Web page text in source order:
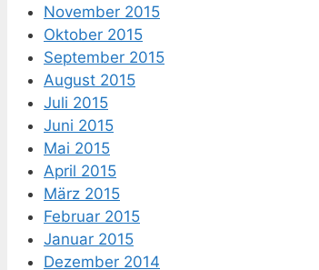
November 2015
Oktober 2015
September 2015
August 2015
Juli 2015
Juni 2015
Mai 2015
April 2015
März 2015
Februar 2015
Januar 2015
Dezember 2014